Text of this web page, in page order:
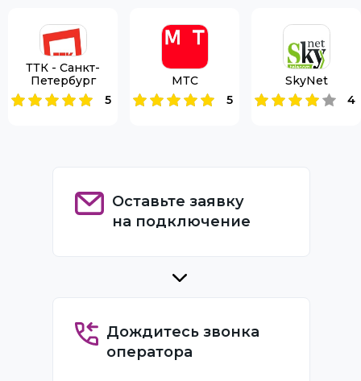
ТТК - Санкт-
Петербург
5
МТС
5
SkyNet
4
Оставьте заявку
на подключение
Дождитесь звонка
оператора